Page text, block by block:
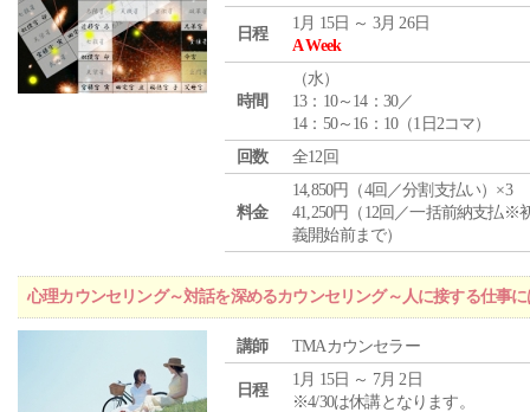
日程
1月 15日 ～ 3月 26日
A Week
時間
（水）
13：10～14：30／
14：50～16：10（1日2コマ）
回数
全12回
料金
14,850円（4回／分割支払い）×3
41,250円（12回／一括前納支払※
義開始前まで）
心理カウンセリング～対話を深めるカウンセリング～人に接する仕事
講師 TMAカウンセラー
日程
1月 15日 ～ 7月 2日
※4/30は休講となります。